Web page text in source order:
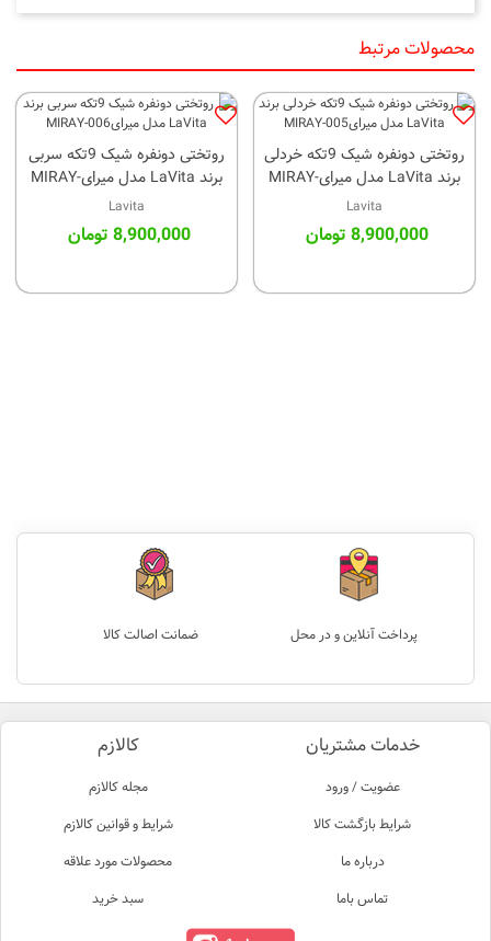
محصولات مرتبط
روتختی دونفره شیک 9تکه خردلی
برند LaVita مدل میرایMIRAY-
005
Lavita
8,900,000 تومان
روتختی دونفره شیک 9تکه سربی
برند LaVita مدل میرایMIRAY-
006
Lavita
8,900,000 تومان
پرداخت آنلاین و در محل ضمانت اصالت کالا
خدمات مشتریان
عضویت / ورود
شرایط بازگشت کالا
درباره ما
تماس باما
کالازم
مجله کالازم
شرایط و قوانین کالازم
محصولات مورد علاقه
سبد خرید